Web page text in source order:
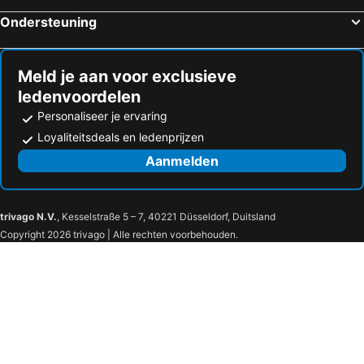
Ondersteuning
Meld je aan voor exclusieve
ledenvoordelen
Personaliseer je ervaring
Loyaliteitsdeals en ledenprijzen
Aanmelden
trivago N.V., Kesselstraße 5 – 7, 40221 Düsseldorf, Duitsland
Copyright 2026 trivago | Alle rechten voorbehouden.